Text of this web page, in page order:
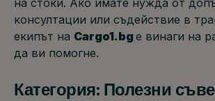
Категория: Полезни
консултации или съдействие в
екипът на Cargo1.bg е винаги на
да ви помогне.